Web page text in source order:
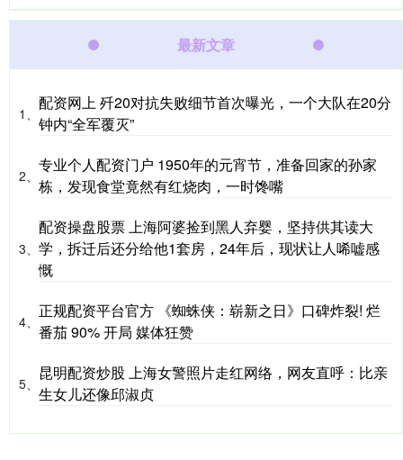
最新文章
1、
配资网上 歼20对抗失败细节首次曝光，一个大队在20分
钟内“全军覆灭”
2、
专业个人配资门户 1950年的元宵节，准备回家的孙家
栋，发现食堂竟然有红烧肉，一时馋嘴
3、
配资操盘股票 上海阿婆捡到黑人弃婴，坚持供其读大
学，拆迁后还分给他1套房，24年后，现状让人唏嘘感
慨
4、
正规配资平台官方 《蜘蛛侠：崭新之日》口碑炸裂! 烂
番茄 90% 开局 媒体狂赞
5、
昆明配资炒股 上海女警照片走红网络，网友直呼：比亲
生女儿还像邱淑贞